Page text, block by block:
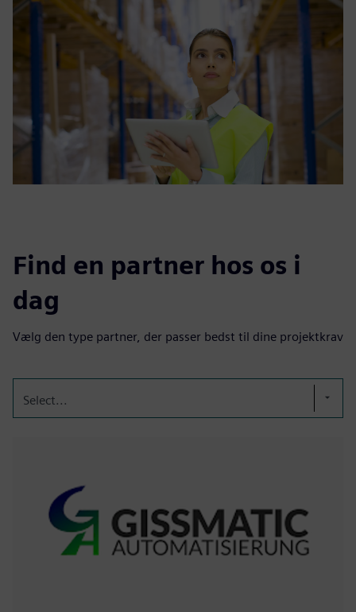
Find en partner hos os i
dag
Vælg den type partner, der passer bedst til dine projektkrav
Select...